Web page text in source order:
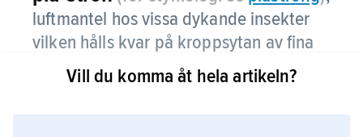
luftmantel hos vissa dykande insekter
vilken hålls kvar på kroppsytan av fina
kitinhår och utgör en s.k. fysikalisk gäle.
Vill du komma åt hela artikeln?